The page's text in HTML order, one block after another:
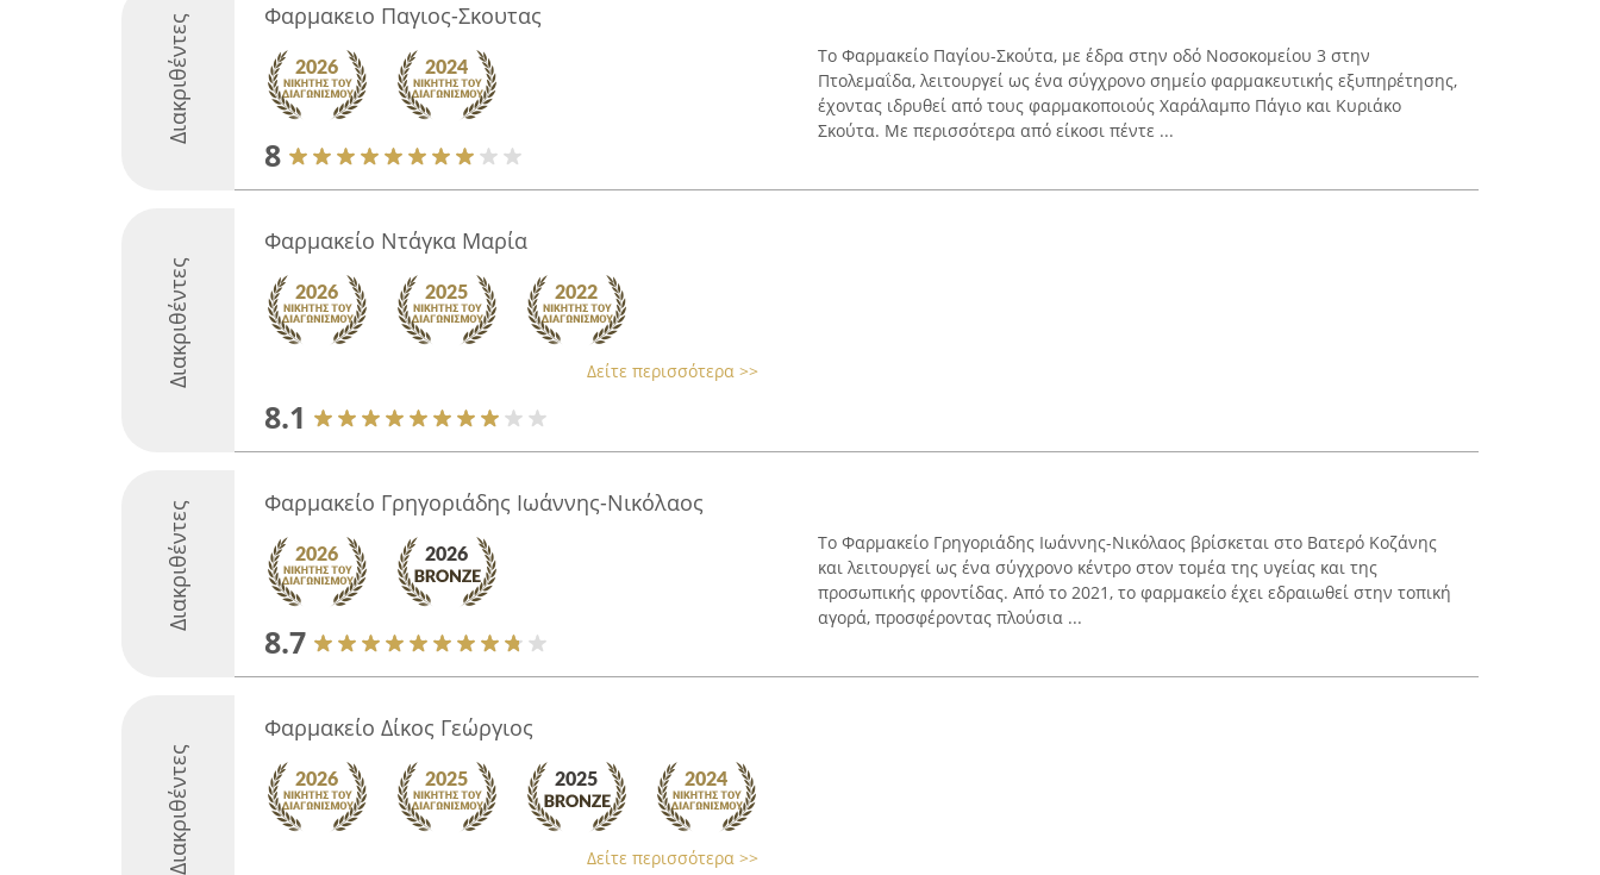
Διακριθέντες Φαρμακειο Παγιος-Σκουτας
8
Το Φαρμακείο Παγίου-Σκούτα, με έδρα στην οδό Νοσοκομείου 3 στην
Πτολεμαΐδα, λειτουργεί ως ένα σύγχρονο σημείο φαρμακευτικής εξυπηρέτησης,
έχοντας ιδρυθεί από τους φαρμακοποιούς Χαράλαμπο Πάγιο και Κυριάκο
Σκούτα. Με περισσότερα από είκοσι πέντε ...
Διακριθέντες
Φαρμακείο Ντάγκα Μαρία
Δείτε περισσότερα >>
8.1
Διακριθέντες Φαρμακείο Γρηγοριάδης Ιωάννης-Νικόλαος
8.7
Το Φαρμακείο Γρηγοριάδης Ιωάννης-Νικόλαος βρίσκεται στο Βατερό Κοζάνης
και λειτουργεί ως ένα σύγχρονο κέντρο στον τομέα της υγείας και της
προσωπικής φροντίδας. Από το 2021, το φαρμακείο έχει εδραιωθεί στην τοπική
αγορά, προσφέροντας πλούσια ...
Διακριθέντες
Φαρμακείο Δίκος Γεώργιος
Δείτε περισσότερα >>